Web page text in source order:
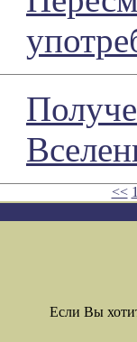
<<
Если Вы